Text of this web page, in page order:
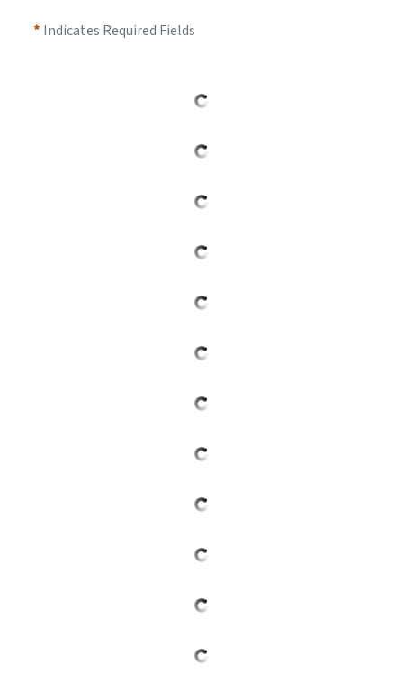
Indicates Required Fields